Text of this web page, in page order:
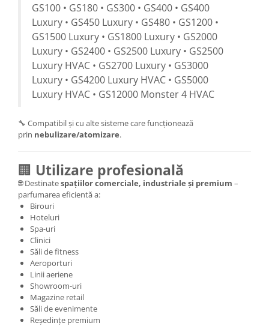
GS100 • GS180 • GS300 • GS400 • GS400
Luxury • GS450 Luxury • GS480 • GS1200 •
GS1500 Luxury • GS1800 Luxury • GS2000
Luxury • GS2400 • GS2500 Luxury • GS2500
Luxury HVAC • GS2700 Luxury • GS3000
Luxury • GS4200 Luxury HVAC • GS5000
Luxury HVAC • GS12000 Monster 4 HVAC
🔧 Compatibil și cu alte sisteme care funcționează
prin nebulizare/atomizare.
🏢 Utilizare profesională
🌐 Destinatespațiilor comerciale, industriale și premium –
parfumarea eficientă a:
Birouri
Hoteluri
Spa-uri
Clinici
Săli de fitness
Aeroporturi
Linii aeriene
Showroom-uri
Magazine retail
Săli de evenimente
Reședințe premium